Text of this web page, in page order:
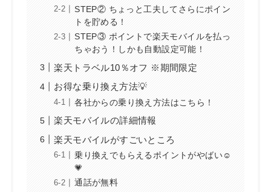
STEP② ちょっと工夫してさらにポイン
トを貯める！
STEP③ ポイントで楽天モバイルを払っ
ちゃおう！しかも自動設定可能！
楽天トラベル10％オフ ※期間限定
お得な乗り換え方法💡
各社からの乗り換え方法はこちら！
楽天モバイルの詳細情報
楽天モバイルがすごいところ
乗り換えでもらえるポイントがやばい☺️
💗
通話が無料